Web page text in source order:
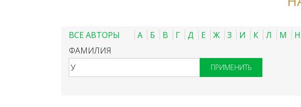
ВСЕ АВТОРЫ А Б В Г Д Е Ж З И К Л М Н
ФАМИЛИЯ